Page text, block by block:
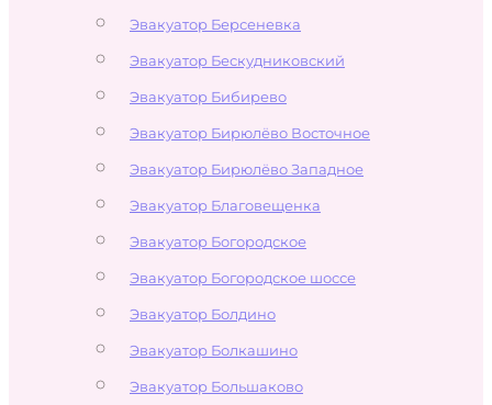
Эвакуатор Берсеневка
Эвакуатор Бескудниковский
Эвакуатор Бибирево
Эвакуатор Бирюлёво Восточное
Эвакуатор Бирюлёво Западное
Эвакуатор Благовещенка
Эвакуатор Богородское
Эвакуатор Богородское шоссе
Эвакуатор Болдино
Эвакуатор Болкашино
Эвакуатор Большаково